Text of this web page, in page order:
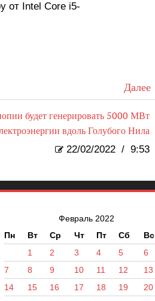
от Intel Core i5-
Далее
будет генерировать 5000 МВт
вдоль Голубого Нила
22/02/2022 / 9:53
Февраль 2022
Пн
Вт Ср Чт Пт Сб
Вс
1
2 3 4 5
6
7
8 9 10 11 12
13
14
15 16 17 18 19
20